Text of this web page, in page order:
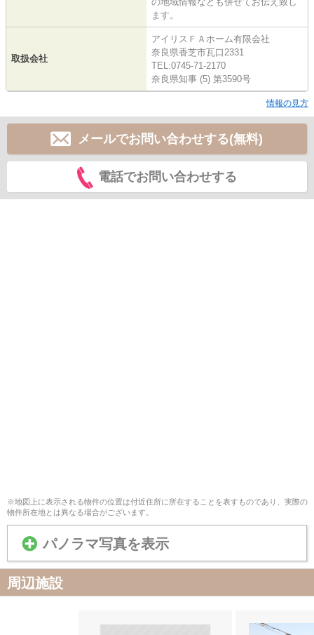
ます。
取扱会社
アイリスＦＡホーム有限会社
奈良県香芝市瓦口2331
TEL:0745-71-2170
奈良県知事 (5) 第3590号
情報の見方
メールでお問い合わせする(無料)
電話でお問い合わせする
※地図上に表示される物件の位置は付近住所に所在することを表すものであり、実際の
物件所在地とは異なる場合がございます。
パノラマ写真を表示
周辺施設